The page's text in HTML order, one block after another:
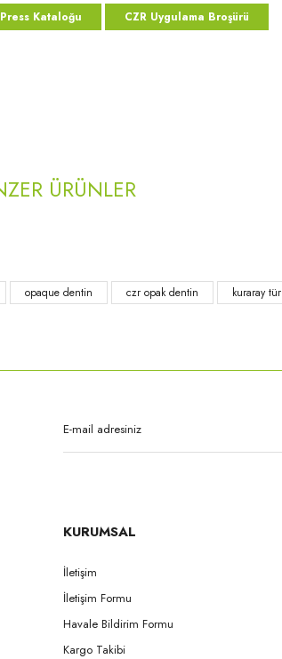
Kataloğu CZR Uygulama Broşürü
ÜRÜNLER
opaque dentin czr opak dentin kuraray
KURUMSAL
İletişim
İletişim Formu
Havale Bildirim Formu
Kargo Takibi